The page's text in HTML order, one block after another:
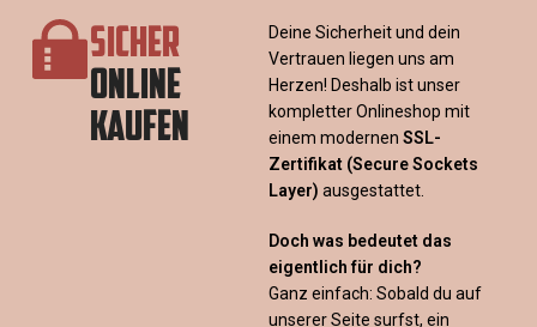
SICHER
ONLINE
KAUFEN
Deine Sicherheit und dein
Vertrauen liegen uns am
Herzen! Deshalb ist unser
kompletter Onlineshop mit
einem modernen SSL-
Zertifikat (Secure Sockets
Layer) ausgestattet.
Doch was bedeutet das
eigentlich für dich?
Ganz einfach: Sobald du auf
unserer Seite surfst, ein